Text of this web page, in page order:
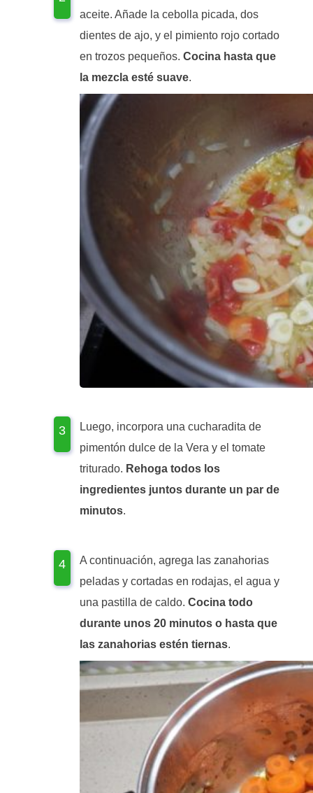
aceite. Añade la cebolla picada, dos
dientes de ajo, y el pimiento rojo cortado
en trozos pequeños. Cocina hasta que
la mezcla esté suave.
Luego, incorpora una cucharadita de
pimentón dulce de la Vera y el tomate
triturado. Rehoga todos los
ingredientes juntos durante un par de
minutos.
A continuación, agrega las zanahorias
peladas y cortadas en rodajas, el agua y
una pastilla de caldo. Cocina todo
durante unos 20 minutos o hasta que
las zanahorias estén tiernas.